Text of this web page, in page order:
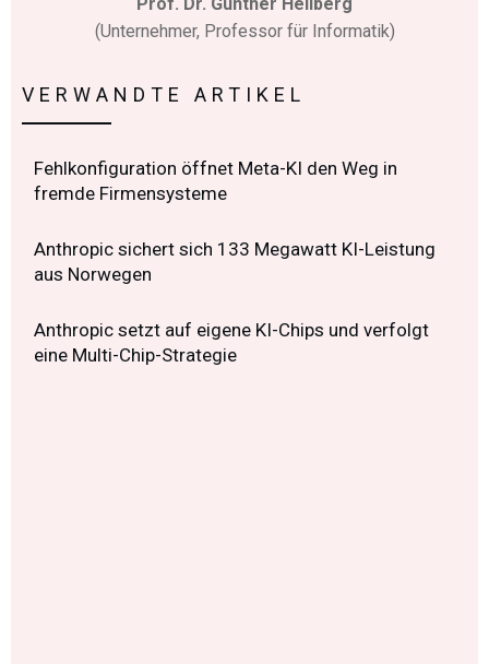
(Unternehmer, Professor für Informatik)
VERWANDTE ARTIKEL
Fehlkonfiguration öffnet Meta-KI den Weg in
fremde Firmensysteme
Anthropic sichert sich 133 Megawatt KI-Leistung
aus Norwegen
Anthropic setzt auf eigene KI-Chips und verfolgt
eine Multi-Chip-Strategie